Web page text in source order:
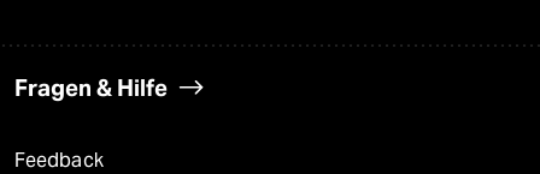
Fragen & Hilfe
Feedback